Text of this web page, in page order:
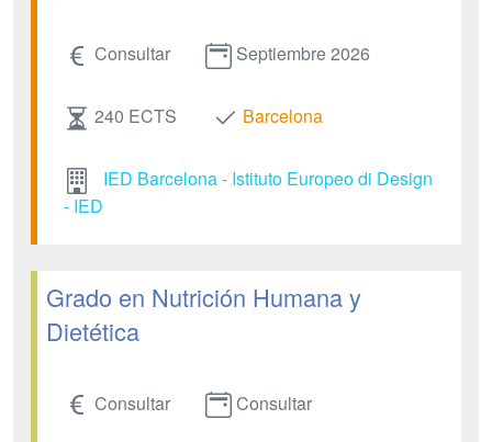
Consultar Septiembre 2026
240 ECTS Barcelona
IED Barcelona - Istituto Europeo di Design
- IED
Grado en Nutrición Humana y
Dietética
Consultar Consultar